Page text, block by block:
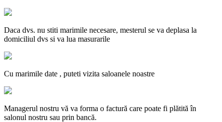
Daca dvs. nu stiti marimile necesare, mesterul se va deplasa la
domiciliul dvs si va lua masurarile
Cu marimile date , puteti vizita saloanele noastre
Managerul nostru vă va forma o factură care poate fi plătită în
salonul nostru sau prin bancă.